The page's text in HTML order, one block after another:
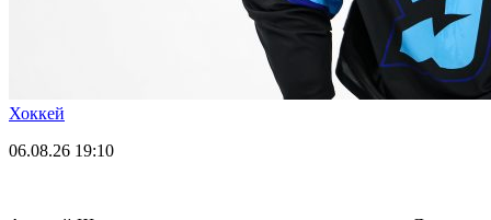
Хоккей
06.08.26 19:10